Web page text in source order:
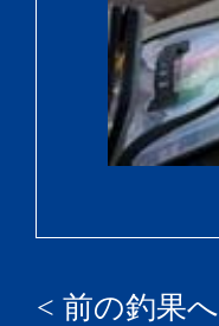
< 前の釣果へ